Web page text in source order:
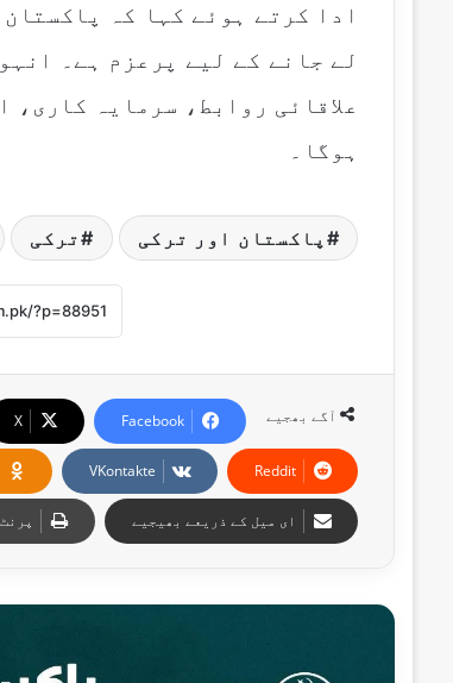
ادا کرتے ہوئے کہا کہ
لے جانے کے لیے پرعزم ہے۔
علاقائی روابط، سرمایہ
ہوگا۔
پاکستان اور ترکی ترکی
آگے بھجیے Facebook
X
Reddit
VKontakte
ای میل کے ذریعے بھیجیے